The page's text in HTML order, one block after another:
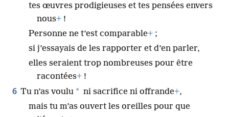
tes œuvres prodigieuses et tes pensées envers
nous+ !
Personne ne t’est comparable+ ;
si j’essayais de les rapporter et d’en parler,
elles seraient trop nombreuses pour être
racontées+ !
6 Tu n’as voulu * ni sacrifice ni offrande+,
mais tu m’as ouvert les oreilles pour que